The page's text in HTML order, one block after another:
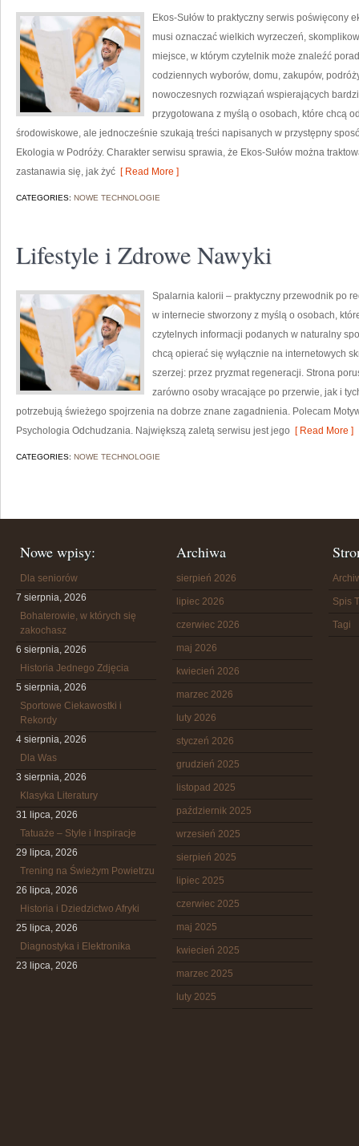
Ekos-Sułów to praktyczny serwis poświęcony
musi oznaczać wielkich wyrzeczeń,
miejsce, w którym czytelnik może znaleźć
codziennych wyborów, domu, zakupów,
nowoczesnych rozwiązań wspierających
przygotowana z myślą o osobach, które chcą
środowiskowe, ale jednocześnie szukają treści napisanych w przystępny
Ekologia w Podróży. Charakter serwisu sprawia, że Ekos-Sułów można
zastanawia się, jak żyć [ Read More ]
CATEGORIES: NOWE TECHNOLOGIE
Lifestyle i Zdrowe Nawyki
Spalarnia kalorii – praktyczny przewodnik po
w internecie stworzony z myślą o osobach,
czytelnych informacji podanych w naturalny
chcą opierać się wyłącznie na internetowych
szerzej: przez pryzmat regeneracji. Strona
zarówno osoby wracające po przerwie, jak i
potrzebują świeżego spojrzenia na dobrze znane zagadnienia. Polecam
Psychologia Odchudzania. Największą zaletą serwisu jest jego [ Read More ]
CATEGORIES: NOWE TECHNOLOGIE
Nowe wpisy:
Dla seniorów
7 sierpnia, 2026
Bohaterowie, w których się
zakochasz
6 sierpnia, 2026
Historia Jednego Zdjęcia
5 sierpnia, 2026
Sportowe Ciekawostki i
Rekordy
4 sierpnia, 2026
Dla Was
3 sierpnia, 2026
Klasyka Literatury
31 lipca, 2026
Tatuaże – Style i Inspiracje
29 lipca, 2026
Trening na Świeżym Powietrzu
26 lipca, 2026
Historia i Dziedzictwo Afryki
25 lipca, 2026
Diagnostyka i Elektronika
23 lipca, 2026
Archiwa
sierpień 2026
lipiec 2026
czerwiec 2026
maj 2026
kwiecień 2026
marzec 2026
luty 2026
styczeń 2026
grudzień 2025
listopad 2025
październik 2025
wrzesień 2025
sierpień 2025
lipiec 2025
czerwiec 2025
maj 2025
kwiecień 2025
marzec 2025
luty 2025
Spis
Tagi